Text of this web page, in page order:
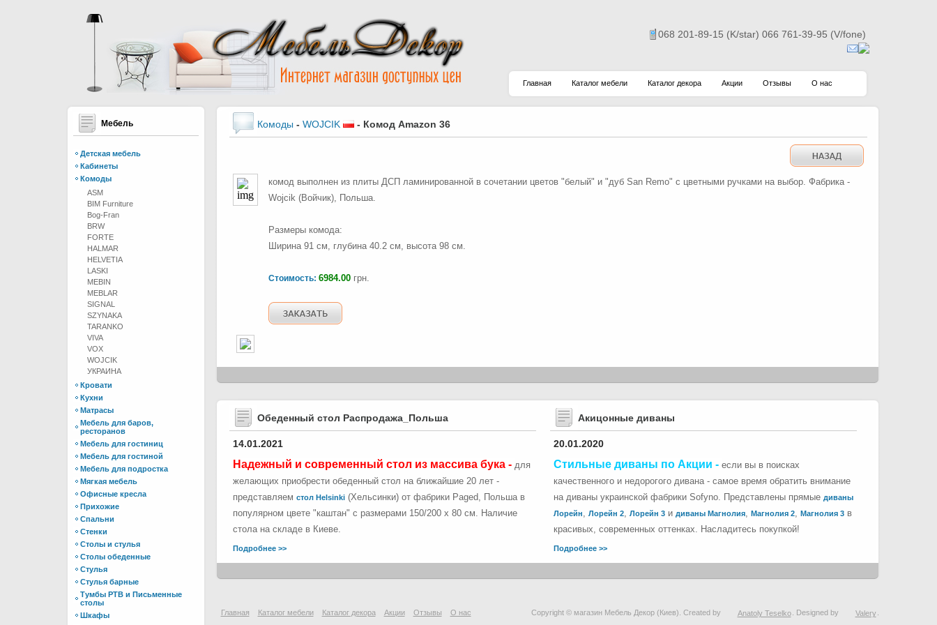
068 201-89-15 (K/star) 066 761-39-95 (V/fone)
Главная Каталог мебели Каталог декора Акции Отзывы О нас
Мебель
Детская мебель
Кабинеты
Комоды
ASM
BIM Furniture
Bog-Fran
BRW
FORTE
HALMAR
HELVETIA
LASKI
MEBIN
MEBLAR
SIGNAL
SZYNAKA
TARANKO
VIVA
VOX
WOJCIK
УКРАИНА
Кровати
Кухни
Матрасы
Мебель для баров,
ресторанов
Мебель для гостиниц
Мебель для гостиной
Мебель для подростка
Мягкая мебель
Офисные кресла
Прихожие
Спальни
Стенки
Столы и стулья
Столы обеденные
Стулья
Стулья барные
Тумбы РТВ и Письменные
столы
Шкафы
Комоды - WOJCIK - Комод Amazon 36
комод выполнен из плиты ДСП ламинированной в сочетании цветов "белый" и "дуб San Remo" с цветными ручками на выбор. Фабрика -
Wojcik (Войчик), Польша.
Размеры комода:
Ширина 91 см, глубина 40.2 см, высота 98 см.
Стоимость: 6984.00 грн.
Обеденный стол Распродажа_Польша
14.01.2021
Надежный и современный стол из массива бука - для
желающих приобрести обеденный стол на ближайшие 20 лет -
представляем стол Helsinki (Хельсинки) от фабрики Paged, Польша в
популярном цвете "каштан" с размерами 150/200 х 80 см. Наличие
стола на складе в Киеве.
Подробнее >>
Акицонные диваны
20.01.2020
Стильные диваны по Акции - если вы в поисках
качественного и недорогого дивана - самое время обратить внимание
на диваны украинской фабрики Sofyno. Представлены прямые диваны
Лорейн, Лорейн 2, Лорейн 3 и диваны Магнолия, Магнолия 2, Магнолия 3 в
красивых, современных оттенках. Насладитесь покупкой!
Подробнее >>
Главная Каталог мебели Каталог декора Акции Отзывы О нас Copyright © магазин Мебель Декор (Киев). Created by Anatoly Teselko . Designed by Valery .